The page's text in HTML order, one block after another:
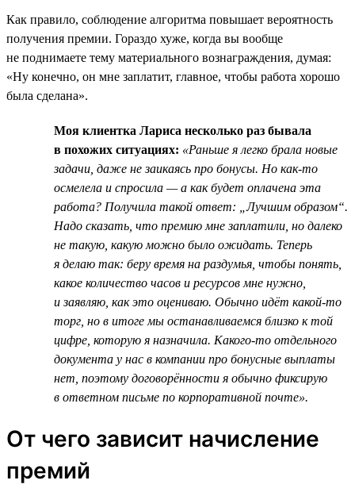
Как правило, соблюдение алгоритма повышает вероятность
получения премии. Гораздо хуже, когда вы вообще
не поднимаете тему материального вознаграждения, думая:
«Ну конечно, он мне заплатит, главное, чтобы работа хорошо
была сделана».
Моя клиентка Лариса несколько раз бывала
в похожих ситуациях: «Раньше я легко брала новые
задачи, даже не заикаясь про бонусы. Но как-то
осмелела и спросила — а как будет оплачена эта
работа? Получила такой ответ: „Лучшим образом“.
Надо сказать, что премию мне заплатили, но далеко
не такую, какую можно было ожидать. Теперь
я делаю так: беру время на раздумья, чтобы понять,
какое количество часов и ресурсов мне нужно,
и заявляю, как это оцениваю. Обычно идёт какой-то
торг, но в итоге мы останавливаемся близко к той
цифре, которую я назначила. Какого-то отдельного
документа у нас в компании про бонусные выплаты
нет, поэтому договорённости я обычно фиксирую
в ответном письме по корпоративной почте».
От чего зависит начисление
премий